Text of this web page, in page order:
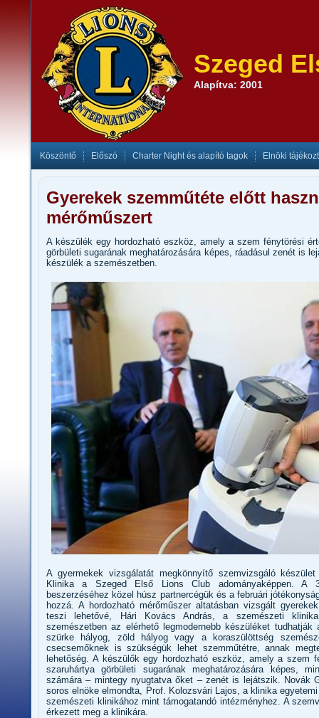
Szeged
Alapítva: 2001
Köszöntő Előszó Charter Night és alapító tagok Elnöki
Gyerekek szemműtéte előtt
mérőműszert
A készülék egy hordozható eszköz, amely a szem fénytörési
görbületi sugarának meghatározására képes, ráadásul zenét is
készülék a szemészetben.
A gyermekek vizsgálatát megkönnyítő szemvizsgáló
Klinika a Szeged Első Lions Club adományaképpen. A
beszerzéséhez közel húsz partnercégük és a februári
hozzá. A hordozható mérőműszer altatásban vizsgált
teszi lehetővé, Hári Kovács András, a szemészeti
szemészetben az elérhető legmodernebb készüléket
szürke hályog, zöld hályog vagy a koraszülöttség
csecsemőknek is szükségük lehet szemműtétre, annak
lehetőség. A készülők egy hordozható eszköz, amely a szem
szaruhártya görbületi sugarának meghatározására képes,
számára – mintegy nyugtatva őket – zenét is lejátszik. Novák
soros elnöke elmondta, Prof. Kolozsvári Lajos, a klinika
szemészeti klinikához mint támogatandó intézményhez. A
érkezett meg a klinikára.